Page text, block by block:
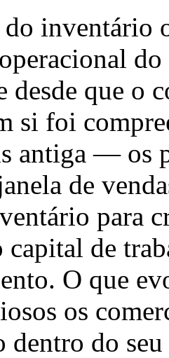
inventário
desde que o
si foi
antiga — os
de
para
capital de
O que
os
dentro do